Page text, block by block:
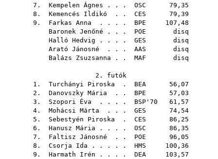
7. Kempelen Ágnes . . . OSC 79,35
8. Kemencés Ildikó . . CES 79,39
9. Farkas Anna . . . . BPE 107,48
Baronek Jenőné . . . POE disq
Halló Hedvig . . . . GES disq
Arató Jánosné . . . AAS disq
Balázs Zsuzsanna . . MAF disq
2. futók
1. Turchányi Piroska . BEA 56,07
2. Danovszky Mária . . BPE 57,03
3. Szopori Éva . . . . BSP'70 61,57
4. Mohácsi Márta . . . GES 74,54
5. Sebestyén Piroska . CES 86,25
6. Hanusz Mária . . . . OSC 86,35
7. Faltisz Jánosné . . POE 96,05
8. Csorja Ida . . . . . HMS 100,36
9. Harmath Irén . . . . DEA 103,57